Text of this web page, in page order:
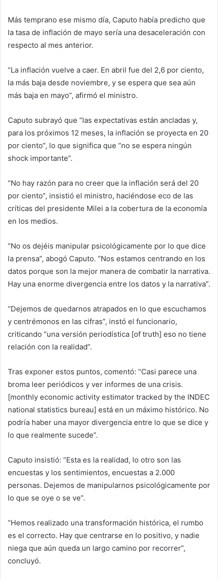
Más temprano ese mismo día, Caputo había predicho que
la tasa de inflación de mayo sería una desaceleración con
respecto al mes anterior.
“La inflación vuelve a caer. En abril fue del 2,6 por ciento,
la más baja desde noviembre, y se espera que sea aún
más baja en mayo”, afirmó el ministro.
Caputo subrayó que “las expectativas están ancladas y,
para los próximos 12 meses, la inflación se proyecta en 20
por ciento”, lo que significa que “no se espera ningún
shock importante”.
“No hay razón para no creer que la inflación será del 20
por ciento”, insistió el ministro, haciéndose eco de las
críticas del presidente Milei a la cobertura de la economía
en los medios.
“No os dejéis manipular psicológicamente por lo que dice
la prensa”, abogó Caputo. “Nos estamos centrando en los
datos porque son la mejor manera de combatir la narrativa.
Hay una enorme divergencia entre los datos y la narrativa”.
“Dejemos de quedarnos atrapados en lo que escuchamos
y centrémonos en las cifras”, instó el funcionario,
criticando “una versión periodística [of truth] eso no tiene
relación con la realidad”.
Tras exponer estos puntos, comentó: “Casi parece una
broma leer periódicos y ver informes de una crisis.
[monthly economic activity estimator tracked by the INDEC
national statistics bureau] está en un máximo histórico. No
podría haber una mayor divergencia entre lo que se dice y
lo que realmente sucede”.
Caputo insistió: “Esta es la realidad, lo otro son las
encuestas y los sentimientos, encuestas a 2.000
personas. Dejemos de manipularnos psicológicamente por
lo que se oye o se ve”.
“Hemos realizado una transformación histórica, el rumbo
es el correcto. Hay que centrarse en lo positivo, y nadie
niega que aún queda un largo camino por recorrer”,
concluyó.